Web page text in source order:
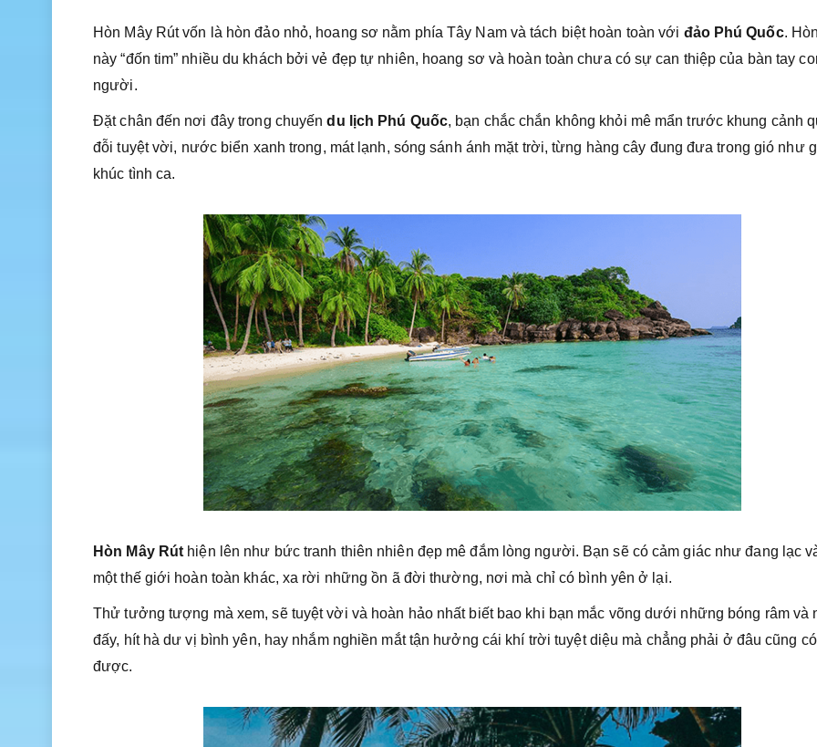
Hòn Mây Rút vốn là hòn đảo nhỏ, hoang sơ nằm phía Tây Nam và tách biệt hoàn toàn với đảo Phú Quốc.
này “đốn tim” nhiều du khách bởi vẻ đẹp tự nhiên, hoang sơ và hoàn toàn chưa có sự can thiệp của bàn tay
người.
Đặt chân đến nơi đây trong chuyếndu lịch Phú Quốc, bạn chắc chắn không khỏi mê mẩn trước khung cảnh
đỗi tuyệt vời, nước biển xanh trong, mát lạnh, sóng sánh ánh mặt trời, từng hàng cây đung đưa trong gió như
khúc tình ca.
Hòn Mây Rút hiện lên như bức tranh thiên nhiên đẹp mê đắm lòng người. Bạn sẽ có cảm giác như đang lạc
một thế giới hoàn toàn khác, xa rời những ồn ã đời thường, nơi mà chỉ có bình yên ở lại.
Thử tưởng tượng mà xem, sẽ tuyệt vời và hoàn hảo nhất biết bao khi bạn mắc võng dưới những bóng râm và
đấy, hít hà dư vị bình yên, hay nhắm nghiền mắt tận hưởng cái khí trời tuyệt diệu mà chẳng phải ở đâu cũng có
được.